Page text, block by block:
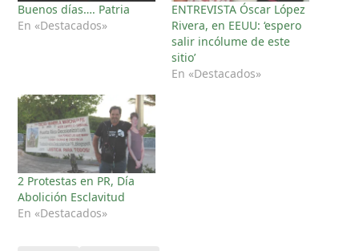
Buenos días…. Patria
En «Destacados»
ENTREVISTA Óscar López
Rivera, en EEUU: ‘espero
salir incólume de este
sitio’
En «Destacados»
2 Protestas en PR, Día
Abolición Esclavitud
En «Destacados»